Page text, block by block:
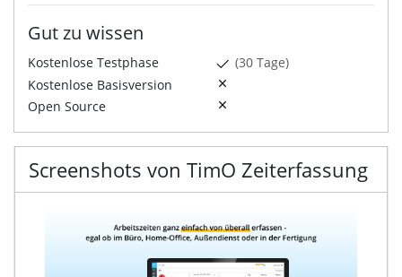
Gut zu wissen
Kostenlose Testphase
(30 Tage)
Kostenlose Basisversion
Open Source
Screenshots von TimO Zeiterfassung